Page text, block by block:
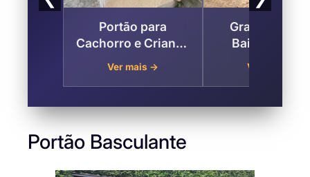
Portão para
Cachorro e Criança
no Bairro Retiro,
Santa Isabel
Ver mais →
Gradil de
Bairro Retiro
Ver mais →
Portão Basculante